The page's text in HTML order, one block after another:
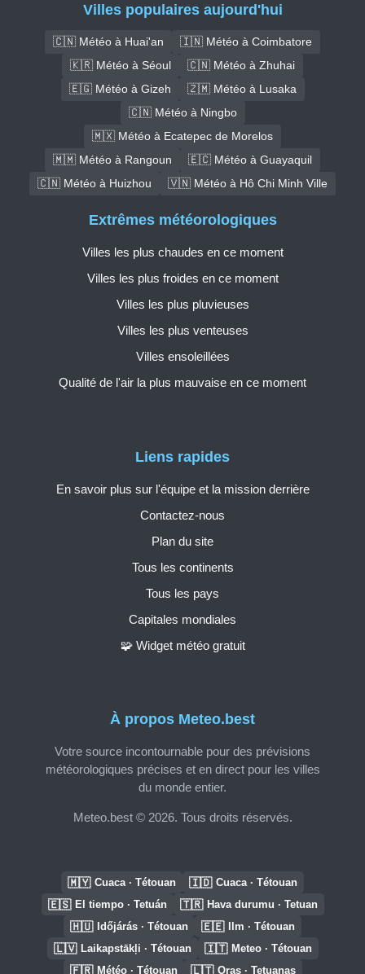
Villes populaires aujourd'hui
🇨🇳 Météo à Huai'an
🇮🇳 Météo à Coimbatore
🇰🇷 Météo à Séoul
🇨🇳 Météo à Zhuhai
🇪🇬 Météo à Gizeh
🇿🇲 Météo à Lusaka
🇨🇳 Météo à Ningbo
🇲🇽 Météo à Ecatepec de Morelos
🇲🇲 Météo à Rangoun
🇪🇨 Météo à Guayaquil
🇨🇳 Météo à Huizhou
🇻🇳 Météo à Hô Chi Minh Ville
À propos Meteo.best
Votre source incontournable pour des prévisions
météorologiques précises et en direct pour les villes
du monde entier.
Meteo.best © 2026. Tous droits réservés.
Liens rapides
En savoir plus sur l'équipe et la mission derrière
Contactez-nous
Plan du site
Tous les continents
Tous les pays
Capitales mondiales
🧩 Widget météo gratuit
Extrêmes météorologiques
Villes les plus chaudes en ce moment
Villes les plus froides en ce moment
Villes les plus pluvieuses
Villes les plus venteuses
Villes ensoleillées
Qualité de l'air la plus mauvaise en ce moment
🇲🇾 Cuaca · Tétouan 🇮🇩 Cuaca · Tétouan
🇪🇸 El tiempo · Tetuán 🇹🇷 Hava durumu · Tetuan
🇭🇺 Időjárás · Tétouan 🇪🇪 Ilm · Tétouan
🇱🇻 Laikapstākļi · Tétouan 🇮🇹 Meteo · Tétouan
🇫🇷 Météo · Tétouan 🇱🇹 Oras · Tetuanas